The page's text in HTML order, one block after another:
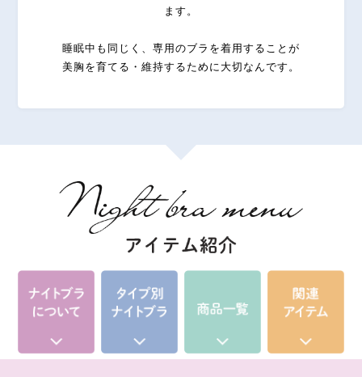
ます。
睡眠中も同じく、専用のブラを着用することが
美胸を育てる・維持するために大切なんです。